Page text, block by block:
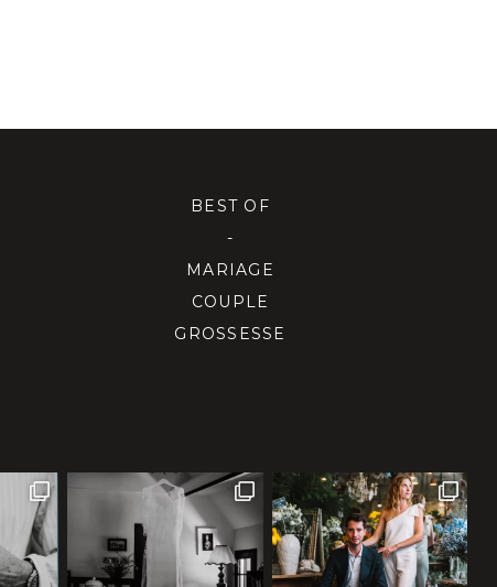
BEST OF
-
MARIAGE
COUPLE
GROSSESSE